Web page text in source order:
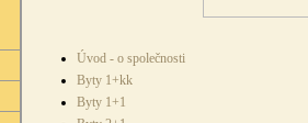
Úvod - o společnosti
Byty 1+kk
Byty 1+1